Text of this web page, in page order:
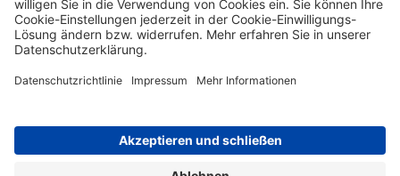
Impressum Datenschutz Barrierefreiheit